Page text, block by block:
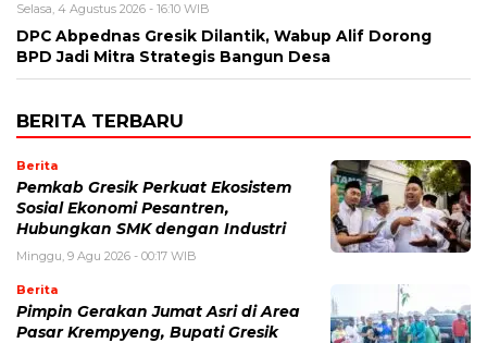
Selasa, 4 Agustus 2026 - 16:10 WIB
DPC Abpednas Gresik Dilantik, Wabup Alif Dorong
BPD Jadi Mitra Strategis Bangun Desa
BERITA TERBARU
Berita
Pemkab Gresik Perkuat Ekosistem
Sosial Ekonomi Pesantren,
Hubungkan SMK dengan Industri
Minggu, 9 Agu 2026 - 00:17 WIB
Berita
Pimpin Gerakan Jumat Asri di Area
Pasar Krempyeng, Bupati Gresik